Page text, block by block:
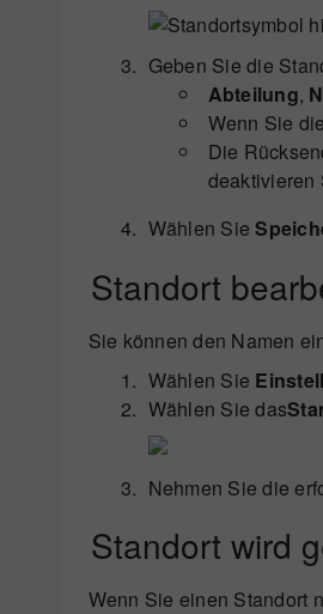
Geben Sie die
Abteilung,
Wenn Sie die
Die
deaktivieren
Wählen Sie
Standort
Sie können den Namen
Wählen Sie
Wählen Sie das
Nehmen Sie die
Standort wird
Wenn Sie einen Standort